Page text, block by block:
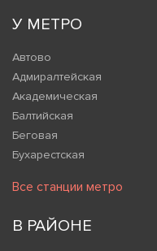
У МЕТРО
Автово
Адмиралтейская
Академическая
Балтийская
Беговая
Бухарестская
Все станции метро
В РАЙОНЕ